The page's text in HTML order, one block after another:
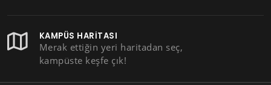
KAMPÜS HARITASI
Merak ettiğin yeri haritadan seç,
kampüste keşfe çık!